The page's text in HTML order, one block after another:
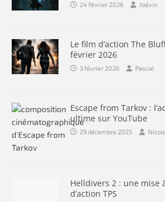
24 février 2026 Joévin
Le film d’action The
février 2026
3 février 2026 Pascal
Escape from Tarkov :
ultime sur YouTube
29 décembre 2025
Helldivers 2 : une mise
d’action TPS